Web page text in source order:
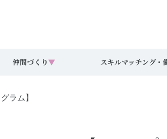
仲間づくり ▼ スキルマッチング・
ラム】